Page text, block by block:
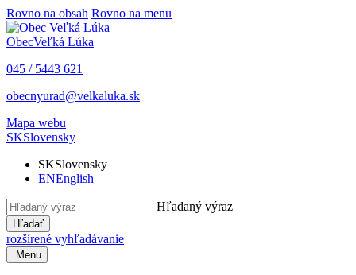
Rovno na obsah Rovno na menu
ObecVeľká Lúka
045 / 5443 621
obecnyurad@velkaluka.sk
Mapa webu
SKSlovensky
SKSlovensky
ENEnglish
Hľadaný výraz
Hľadať
rozšírené vyhľadávanie
Menu